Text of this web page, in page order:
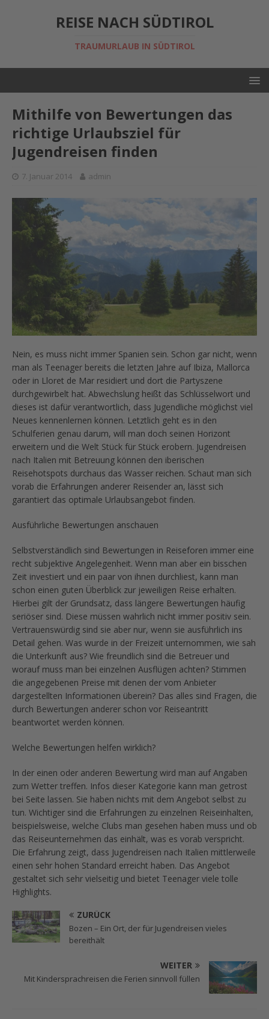
REISE NACH SÜDTIROL
TRAUMURLAUB IN SÜDTIROL
Mithilfe von Bewertungen das
richtige Urlaubsziel für
Jugendreisen finden
7. Januar 2014 admin
Nein, es muss nicht immer Spanien sein. Schon gar nicht, wenn
man als Teenager bereits die letzten Jahre auf Ibiza, Mallorca
oder in Lloret de Mar residiert und dort die Partyszene
durchgewirbelt hat. Abwechslung heißt das Schlüsselwort und
dieses ist dafür verantwortlich, dass Jugendliche möglichst viel
Neues kennenlernen können. Letztlich geht es in den
Schulferien genau darum, will man doch seinen Horizont
erweitern und die Welt Stück für Stück erobern. Jugendreisen
nach Italien mit Betreuung können den iberischen
Reisehotspots durchaus das Wasser reichen. Schaut man sich
vorab die Erfahrungen anderer Reisender an, lässt sich
garantiert das optimale Urlaubsangebot finden.
Ausführliche Bewertungen anschauen
Selbstverständlich sind Bewertungen in Reiseforen immer eine
recht subjektive Angelegenheit. Wenn man aber ein bisschen
Zeit investiert und ein paar von ihnen durchliest, kann man
schon einen guten Überblick zur jeweiligen Reise erhalten.
Hierbei gilt der Grundsatz, dass längere Bewertungen häufig
seriöser sind. Diese müssen wahrlich nicht immer positiv sein.
Vertrauenswürdig sind sie aber nur, wenn sie ausführlich ins
Detail gehen. Was wurde in der Freizeit unternommen, wie sah
die Unterkunft aus? Wie freundlich sind die Betreuer und
worauf muss man bei einzelnen Ausflügen achten? Stimmen
die angegebenen Preise mit denen der vom Anbieter
dargestellten Informationen überein? Das alles sind Fragen, die
durch Bewertungen anderer schon vor Reiseantritt
beantwortet werden können.
Welche Bewertungen helfen wirklich?
In der einen oder anderen Bewertung wird man auf Angaben
zum Wetter treffen. Infos dieser Kategorie kann man getrost
bei Seite lassen. Sie haben nichts mit dem Angebot selbst zu
tun. Wichtiger sind die Erfahrungen zu einzelnen Reiseinhalten,
beispielsweise, welche Clubs man gesehen haben muss und ob
das Reiseunternehmen das einhält, was es vorab verspricht.
Die Erfahrung zeigt, dass Jugendreisen nach Italien mittlerweile
einen sehr hohen Standard erreicht haben. Das Angebot
gestaltet sich sehr vielseitig und bietet Teenager viele tolle
Highlights.
ZURÜCK
Bozen – Ein Ort, der für Jugendreisen vieles
bereithält
WEITER
Mit Kindersprachreisen die Ferien sinnvoll füllen